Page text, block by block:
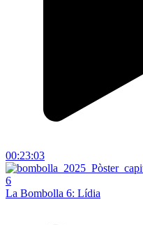
00:23:03
La Bombolla 6: Lídia